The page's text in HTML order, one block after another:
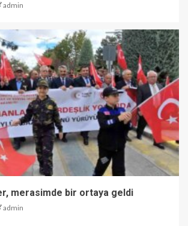
admin
merasimde bir ortaya geldi
admin